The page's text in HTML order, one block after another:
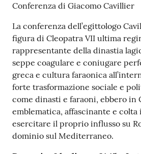
Conferenza di Giacomo Cavillier
La conferenza dell’egittologo
figura di Cleopatra VII ultima
rappresentante della dinastia
seppe coagulare e coniugare
greca e cultura faraonica
forte trasformazione sociale e
come dinasti e faraoni, ebbero in
emblematica, affascinante e colta
esercitare il proprio influsso su
dominio sul Mediterraneo.